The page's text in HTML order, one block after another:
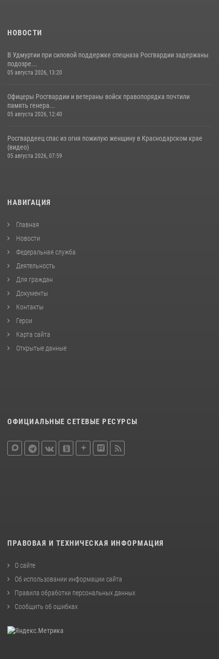
НОВОСТИ
В Удмуртии при силовой поддержке спецназа Росгвардии задержаны
подозре...
05 августа 2026, 13:20
Офицеры Росгвардии и ветераны войск правопорядка почтили
память генера...
05 августа 2026, 12:40
Росгвардеец спас из огня пожилую женщину в Краснодарском крае
(видео)
05 августа 2026, 07:59
НАВИГАЦИЯ
Главная
Новости
Федеральная служба
Деятельность
Для граждан
Документы
Контакты
Герои
Карта сайта
Открытые данные
ОФИЦИАЛЬНЫЕ СЕТЕВЫЕ РЕСУРСЫ
ПРАВОВАЯ И ТЕХНИЧЕСКАЯ ИНФОРМАЦИЯ
О сайте
Об использовании информации сайта
Правила обработки персональных данных
Сообщить об ошибках